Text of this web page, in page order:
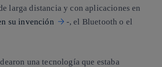
larga distancia y con aplicaciones en
su invención
-, el Bluetooth o el
una tecnología que estaba